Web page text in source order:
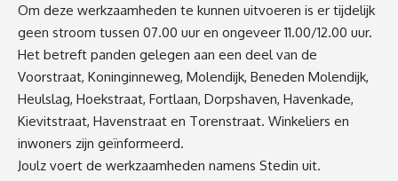
Om deze werkzaamheden te kunnen uitvoeren is er tijdelijk
geen stroom tussen 07.00 uur en ongeveer 11.00/12.00 uur.
Het betreft panden gelegen aan een deel van de
Voorstraat, Koninginneweg, Molendijk, Beneden Molendijk,
Heulslag, Hoekstraat, Fortlaan, Dorpshaven, Havenkade,
Kievitstraat, Havenstraat en Torenstraat. Winkeliers en
inwoners zijn geïnformeerd.
Joulz voert de werkzaamheden namens Stedin uit.